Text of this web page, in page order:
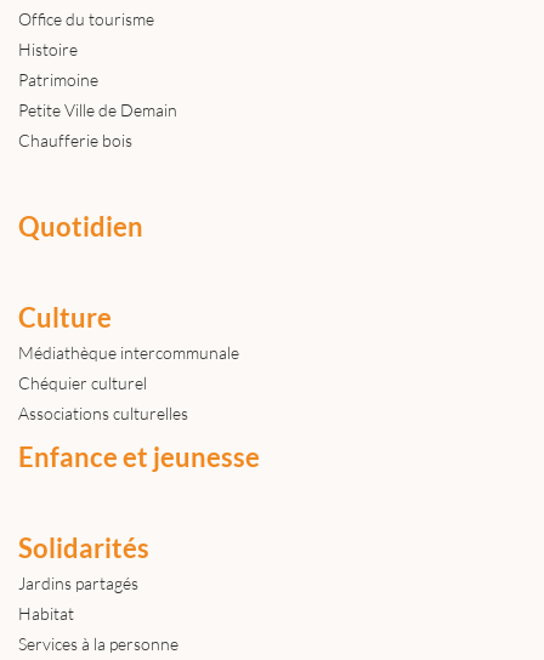
Office du tourisme
Histoire
Patrimoine
Petite Ville de Demain
Chaufferie bois
Quotidien
Culture
Médiathèque intercommunale
Chéquier culturel
Associations culturelles
Enfance et jeunesse
Solidarités
Jardins partagés
Habitat
Services à la personne